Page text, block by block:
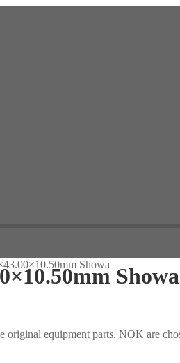
Showa Showa
equipment parts. NOK are